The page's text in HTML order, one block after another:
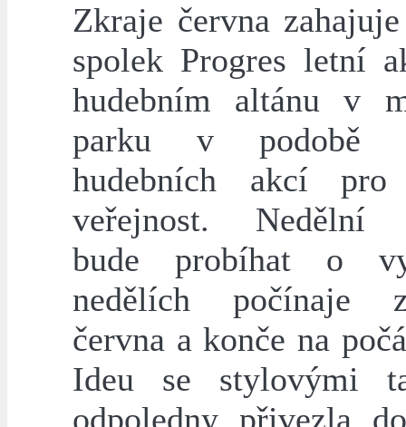
Zkraje června
spolek Progres letní
hudebním altánu v
parku v podobě
hudebních akcí pro
veřejnost. Nedělní
bude probíhat o
nedělích počínaje
června a konče na
Ideu se stylovými
odpoledny přivezla